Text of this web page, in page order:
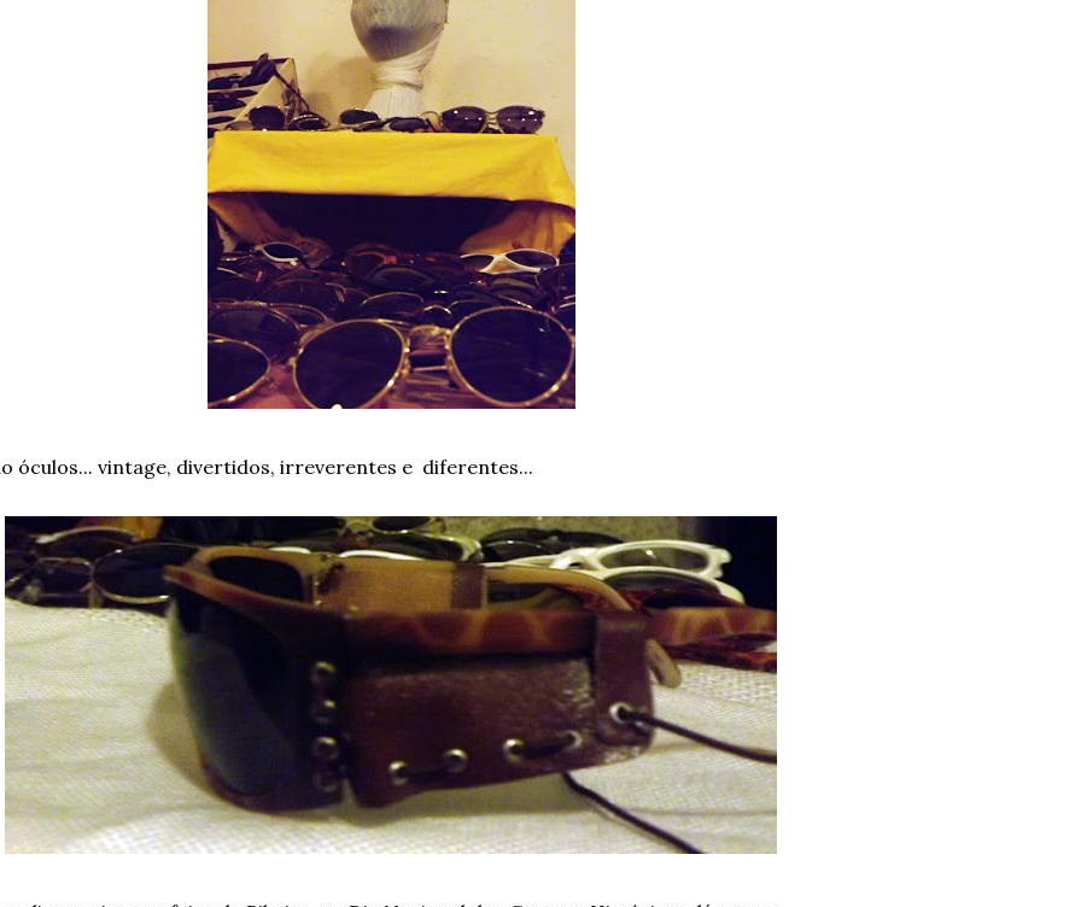
óculos... vintage, divertidos, irreverentes e diferentes...